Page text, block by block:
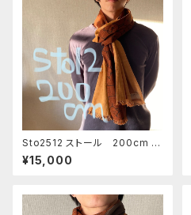
Sto2512 ストール 200cm 茶
色シピボ模様と明るいオレンジ
系茶 ２００x３０ ロング
¥15,000